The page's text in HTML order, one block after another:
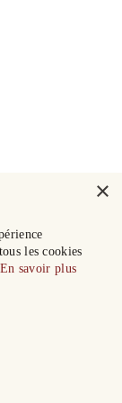
×
les cookies
En savoir plus